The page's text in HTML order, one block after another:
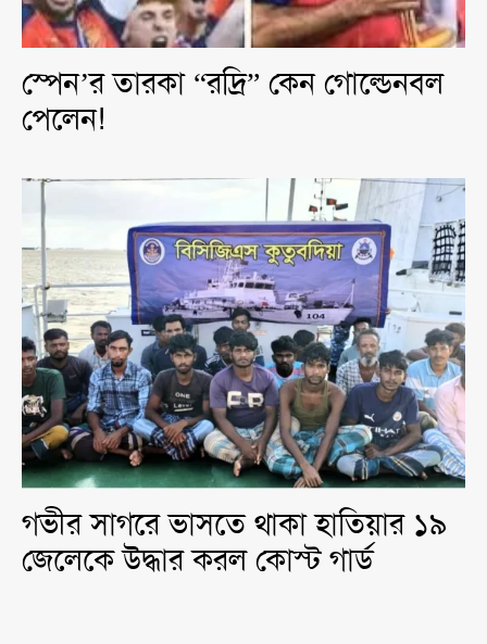
স্পেন’র তারকা “রদ্রি” কেন গোল্ডেনবল
পেলেন!
গভীর সাগরে ভাসতে থাকা হাতিয়ার ১৯
জেলেকে উদ্ধার করল কোস্ট গার্ড